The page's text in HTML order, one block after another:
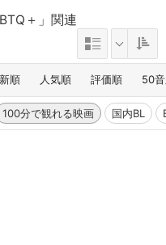
＋」関連
順 人気順 評価順 50
100分で観れる映画 国内BL